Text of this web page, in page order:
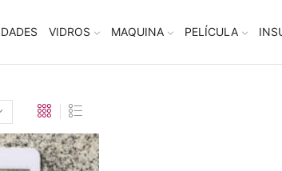
VIDROS MAQUINA PELÍCULA